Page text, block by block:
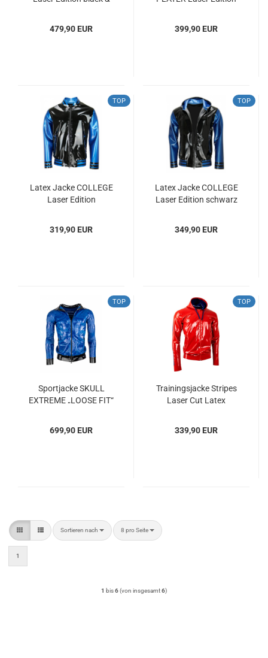
479,90 EUR
399,90 EUR
TOP
Latex Jacke COLLEGE
Laser Edition
319,90 EUR
TOP
Latex Jacke COLLEGE
Laser Edition schwarz
349,90 EUR
TOP
Sportjacke SKULL
EXTREME „LOOSE FIT“
699,90 EUR
TOP
Trainingsjacke Stripes
Laser Cut Latex
339,90 EUR
Sortieren nach
Sortieren nach 8 pro Seite
pro Seite
1
1 bis6(von insgesamt6)